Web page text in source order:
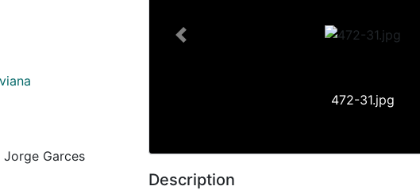
Garces
472-31.jpg
Previous
Description